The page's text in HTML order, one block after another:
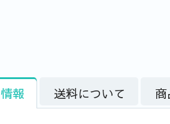
報 送料について